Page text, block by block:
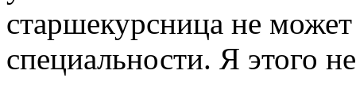
старшекурсница не
специальности. Я этого